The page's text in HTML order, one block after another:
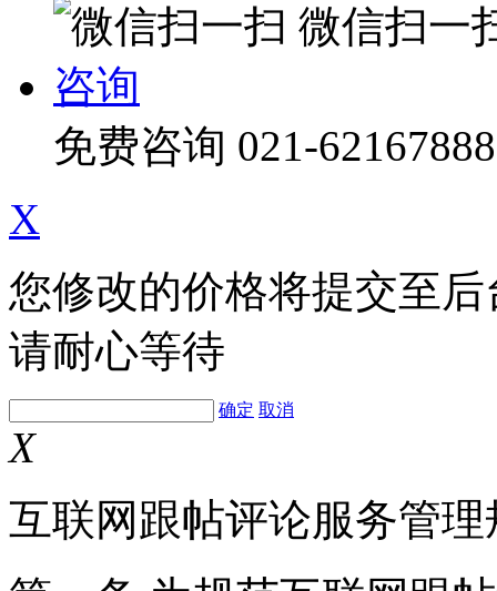
微信扫一
咨询
免费咨询 021-62167888
X
您修改的价格将提交至
请耐心等待
确定 取消
X
互联网跟帖评论服务管理